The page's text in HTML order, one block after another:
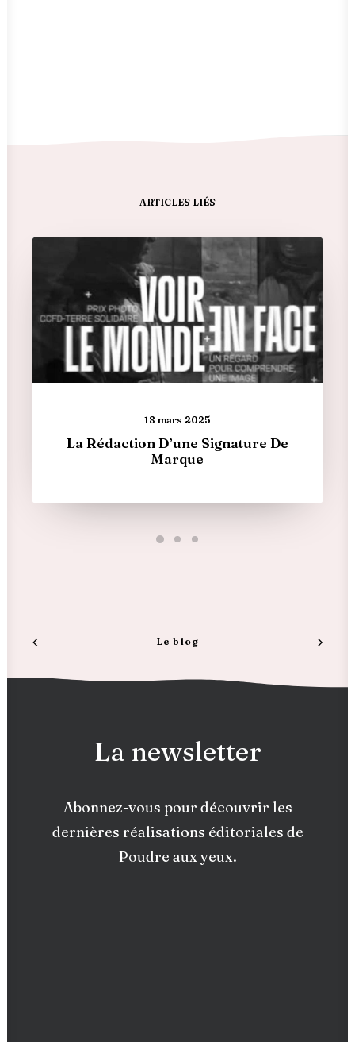
ARTICLES LIÉS
18 mars 2025
La Rédaction D’une Signature De
Marque
Le blog
La newsletter
Abonnez-vous pour découvrir les
dernières réalisations éditoriales de
Poudre aux yeux.